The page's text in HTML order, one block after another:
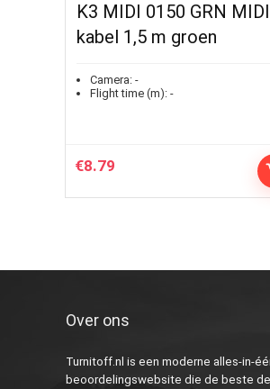
K3 MIDI 0150 GRN
kabel 1,5 m groen
Camera: -
Flight time (m): -
€8.79
Over ons
Turnitoff.nl is een moderne alles-in-
beoordelingswebsite die de beste